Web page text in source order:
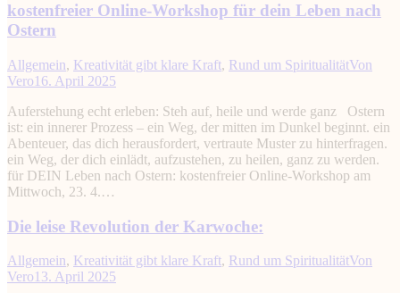
kostenfreier Online-Workshop für dein Leben nach
Ostern
Allgemein, Kreativität gibt klare Kraft, Rund um SpiritualitätVon
Vero16. April 2025
Auferstehung echt erleben: Steh auf, heile und werde ganz Ostern
ist: ein innerer Prozess – ein Weg, der mitten im Dunkel beginnt. ein
Abenteuer, das dich herausfordert, vertraute Muster zu hinterfragen.
ein Weg, der dich einlädt, aufzustehen, zu heilen, ganz zu werden.
für DEIN Leben nach Ostern: kostenfreier Online-Workshop am
Mittwoch, 23. 4.…
Die leise Revolution der Karwoche:
Allgemein, Kreativität gibt klare Kraft, Rund um SpiritualitätVon
Vero13. April 2025